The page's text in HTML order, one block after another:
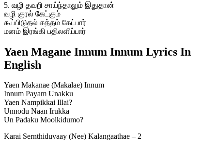
5. வழி தவறி சாய்ந்தாலும் இதுதான்
வழி குரல் கேட்கும்
கூப்பிடுதல் சத்தம் கேட்பார்
மனம் இரங்கி பதிலளிப்பார்
Yaen Magane Innum Innum Lyrics In
English
Yaen Makanae (Makalae) Innum
Innum Payam Unakku
Yaen Nampikkai Illai?
Unnodu Naan Irukka
Un Padaku Moolkidumo?
Karai Sernthiduvaay (Nee) Kalangaathae – 2